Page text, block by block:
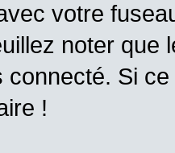
votre
noter que
connecté. Si
!